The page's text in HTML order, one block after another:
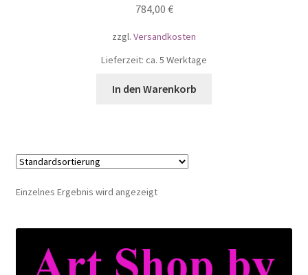
784,00 €
zzgl. Versandkosten
Lieferzeit: ca. 5 Werktage
In den Warenkorb
Einzelnes Ergebnis wird angezeigt